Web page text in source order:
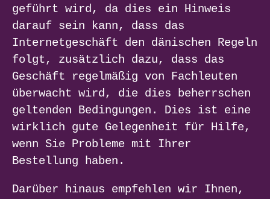
geführt wird, da dies ein Hinweis
darauf sein kann, dass das
Internetgeschäft den dänischen Regeln
folgt, zusätzlich dazu, dass das
Geschäft regelmäßig von Fachleuten
überwacht wird, die dies beherrschen
geltenden Bedingungen. Dies ist eine
wirklich gute Gelegenheit für Hilfe,
wenn Sie Probleme mit Ihrer
Bestellung haben.
Darüber hinaus empfehlen wir Ihnen,